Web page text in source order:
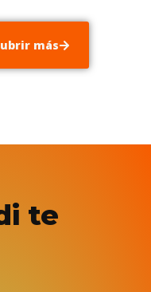
más
te